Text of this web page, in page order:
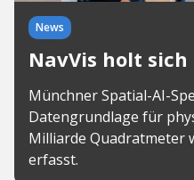
News
NavVis holt sich
Münchner Spatial-AI-
Datengrundlage für
Milliarde Quadratmeter
erfasst.